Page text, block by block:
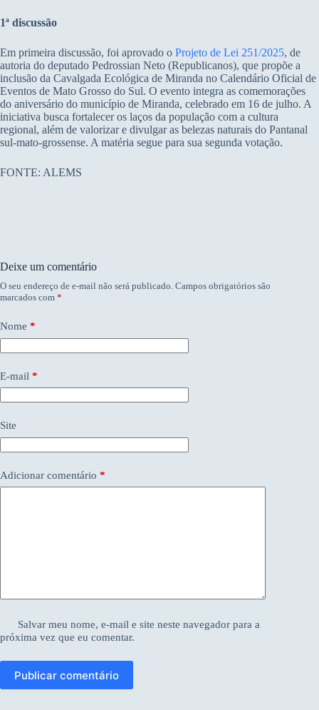
1ª discussão
Em primeira discussão, foi aprovado o Projeto de Lei 251/2025, de
autoria do deputado Pedrossian Neto (Republicanos), que propõe a
inclusão da Cavalgada Ecológica de Miranda no Calendário Oficial de
Eventos de Mato Grosso do Sul. O evento integra as comemorações
do aniversário do município de Miranda, celebrado em 16 de julho. A
iniciativa busca fortalecer os laços da população com a cultura
regional, além de valorizar e divulgar as belezas naturais do Pantanal
sul-mato-grossense. A matéria segue para sua segunda votação.
FONTE: ALEMS
Deixe um comentário
O seu endereço de e-mail não será publicado. Campos obrigatórios são
marcados com *
Nome *
E-mail *
Site
Adicionar comentário *
Salvar meu nome, e-mail e site neste navegador para a
próxima vez que eu comentar.
Publicar comentário